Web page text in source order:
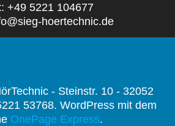
+49 5221 104677
hoertechnic.de
- Steinstr. 10 - 32052
53768. WordPress mit dem
OnePage Express.